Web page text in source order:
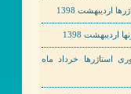
اردیبهشت 1398
اردیبهشت 1398
استاژرها خرداد ماه